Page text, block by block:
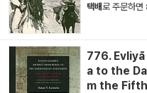
택배로 주문하면
776.
a to the
m the